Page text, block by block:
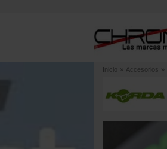
Inicio » Accesorios »